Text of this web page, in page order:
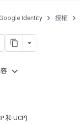
Identity 授權
和 UCP)